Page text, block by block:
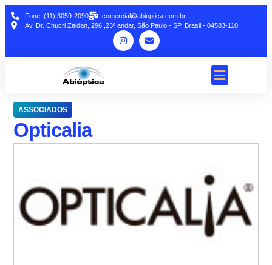
Fone: (11) 3059-2090
comercial@abioptica.com.br
Av. Dr. Chucri Zaidan, 296 ,23º andar, São Paulo - SP, Brasil - 04583-110
ASSOCIADOS
Opticalia